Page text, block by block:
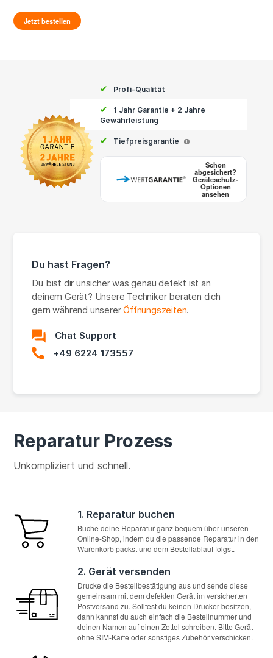
Jetzt bestellen
✔ Profi-Qualität
✔
1 Jahr Garantie + 2 Jahre
Gewährleistung
✔ Tiefpreisgarantie i
Schon
abgesichert?
Geräteschutz-
Optionen
ansehen
Du hast Fragen?
Du bist dir unsicher was genau defekt ist an
deinem Gerät? Unsere Techniker beraten dich
gern während unsererÖffnungszeiten.
Chat Support
+49 6224 173557
Reparatur Prozess
Unkompliziert und schnell.
1. Reparatur buchen
Buche deine Reparatur ganz bequem über unseren
Online-Shop, indem du die passende Reparatur in den
Warenkorb packst und dem Bestellablauf folgst.
2. Gerät versenden
Drucke die Bestellbestätigung aus und sende diese
gemeinsam mit dem defekten Gerät im versicherten
Postversand zu. Solltest du keinen Drucker besitzen,
dann kannst du auch einfach die Bestellnummer und
deinen Namen auf einen Zettel schreiben. Bitte Gerät
ohne SIM-Karte oder sonstiges Zubehör verschicken.